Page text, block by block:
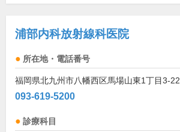
浦部内科放射線科医院
所在地・電話番号
福岡県北九州市八幡西区馬場山東1丁目3-22
093-619-5200
診療科目